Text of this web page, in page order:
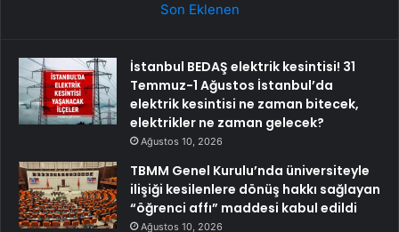
Son Eklenen
İstanbul BEDAŞ elektrik kesintisi! 31
Temmuz-1 Ağustos İstanbul’da
elektrik kesintisi ne zaman bitecek,
elektrikler ne zaman gelecek?
Ağustos 10, 2026
TBMM Genel Kurulu’nda üniversiteyle
ilişiği kesilenlere dönüş hakkı sağlayan
“öğrenci affı” maddesi kabul edildi
Ağustos 10, 2026